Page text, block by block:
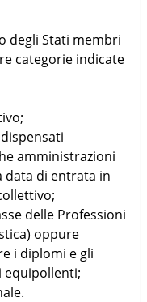
degli Stati membri
categorie indicate
amministrazioni
data di entrata in
delle Professioni
oppure
i diplomi e gli
equipollenti;